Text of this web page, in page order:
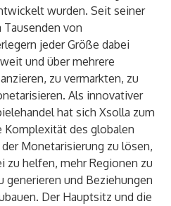
wurden. Seit seiner
von
jeder Größe dabei
und über mehrere
zu vermarkten, zu
Als innovativer
hat sich Xsolla zum
des globalen
Monetarisierung zu lösen,
zu helfen, mehr Regionen zu
generieren und Beziehungen
Der Hauptsitz und die